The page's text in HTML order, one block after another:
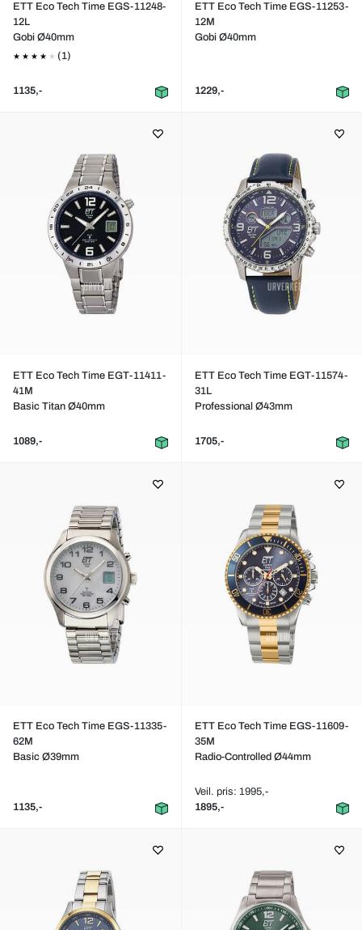
ETT Eco Tech Time EGS-11248-
12L
Gobi Ø40mm
(1)
1135,-
ETT Eco Tech Time EGS-11253-
12M
Gobi Ø40mm
1229,-
ETT Eco Tech Time EGT-11411-
41M
Basic Titan Ø40mm
1089,-
ETT Eco Tech Time EGT-11574-
31L
Professional Ø43mm
1705,-
ETT Eco Tech Time EGS-11335-
62M
Basic Ø39mm
1135,-
ETT Eco Tech Time EGS-11609-
35M
Radio-Controlled Ø44mm
Veil. pris: 1995,-
1895,-